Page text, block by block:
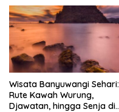
Wisata Banyuwangi Sehari:
Rute Kawah Wurung,
Djawatan, hingga Senja di